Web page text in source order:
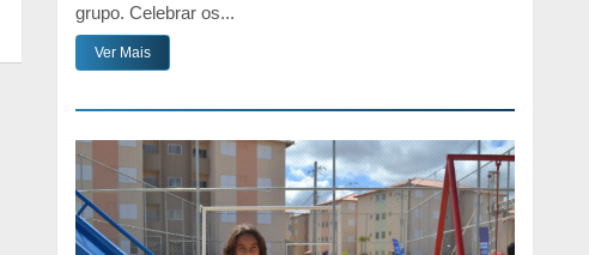
grupo. Celebrar os...
Ver Mais